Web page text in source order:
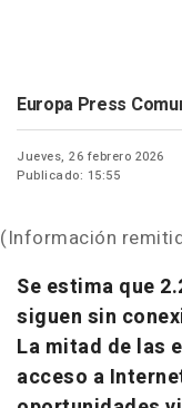
Europa Press
Jueves, 26 febrero 2026
Publicado: 15:55
(Información
Se estima que
siguen sin
La mitad de las
acceso a